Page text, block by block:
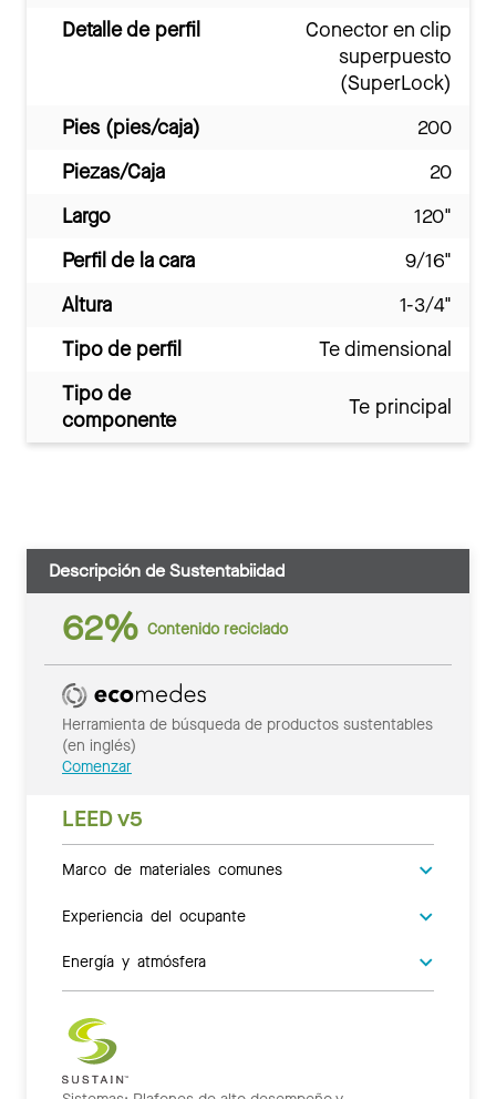
Detalle de perfil
Conector en clip
superpuesto
(SuperLock)
Pies (pies/caja)
200
Piezas/Caja
20
Largo
120"
Perfil de la cara
9/16"
Altura
1-3/4"
Tipo de perfil
Te dimensional
Tipo de
componente
Te principal
Descripción de Sustentabiidad
62% Contenido reciclado
Herramienta de búsqueda de productos sustentables
(en inglés)
Comenzar
LEED v5
Marco de materiales comunes
Experiencia del ocupante
Energía y atmósfera